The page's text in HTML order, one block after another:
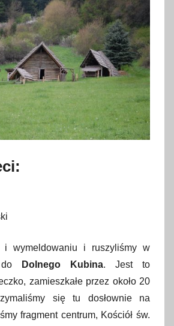
i wymeldowaniu i ruszyliśmy w
do
Dolnego Kubina. Jest to
zamieszkałe przez około 20
się tu dosłownie na
fragment centrum, Kościół św.